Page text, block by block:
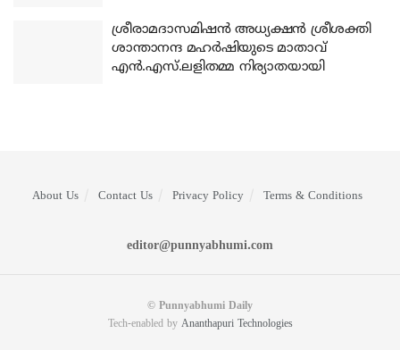
ശ്രീരാമദാസമിഷന്‍ അധ്യക്ഷന്‍ ശ്രീശക്തി
ശാന്താനന്ദ മഹര്‍ഷിയുടെ മാതാവ്
എന്‍.എസ്.ലളിതമ്മ നിര്യാതയായി
About Us Contact Us Privacy Policy Terms & Conditions
editor@punnyabhumi.com
© Punnyabhumi Daily
Tech-enabled by Ananthapuri Technologies